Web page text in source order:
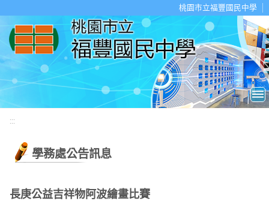
桃園市立福豐國民中學
:::
學務處公告訊息
長庚公益吉祥物阿波繪畫比賽